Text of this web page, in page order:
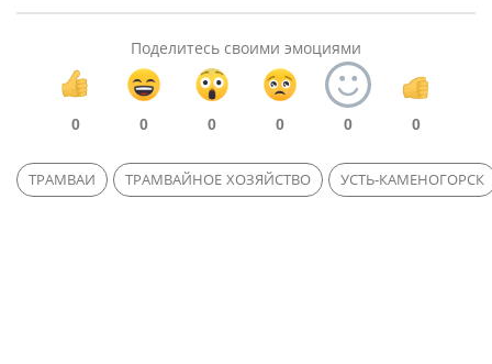
Поделитесь своими эмоциями
0 0 0 0 0 0
ТРАМВАИ ТРАМВАЙНОЕ ХОЗЯЙСТВО УСТЬ-КАМЕНОГОРСК